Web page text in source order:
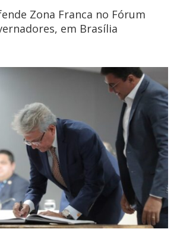
Zona Franca no Fórum
em Brasília